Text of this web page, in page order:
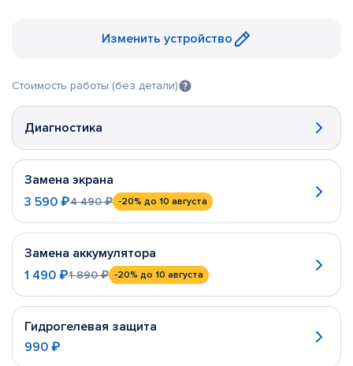
Изменить устройство
Стоимость работы (без детали)
Диагностика
Замена экрана
3 590 ₽4 490 ₽ -20% до 10 августа
Замена аккумулятора
1 490 ₽1 890 ₽ -20% до 10 августа
Гидрогелевая защита
990 ₽